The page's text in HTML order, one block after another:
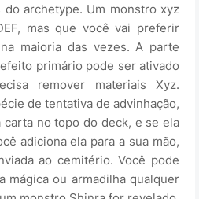
archetype. Um monstro xyz
mas que você vai preferir
maioria das vezes. A parte
primário pode ser ativado
remover materiais Xyz.
de tentativa de advinhação,
no topo do deck, e se ela
adiciona ela para a sua mão,
ao cemitério. Você pode
mágica ou armadilha qualquer